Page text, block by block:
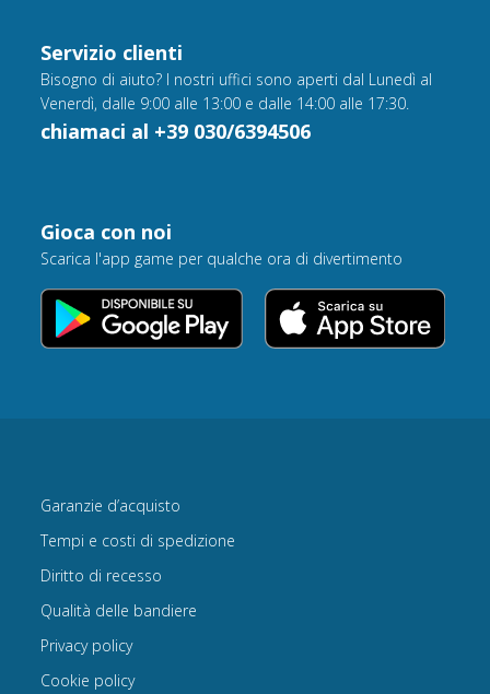
Servizio clienti
Bisogno di aiuto? I nostri uffici sono aperti dal Lunedì al
Venerdì, dalle 9:00 alle 13:00 e dalle 14:00 alle 17:30.
chiamaci al +39 030/6394506
Gioca con noi
Scarica l'app game per qualche ora di divertimento
Garanzie d’acquisto
Tempi e costi di spedizione
Diritto di recesso
Qualità delle bandiere
Privacy policy
Cookie policy